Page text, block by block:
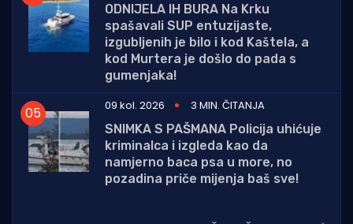
ODNIJELA IH BURA Na Krku
spašavali SUP entuzijaste,
izgubljenih je bilo i kod Kaštela, a
kod Murtera je došlo do pada s
gumenjaka!
09 kol. 2026
3 MIN. ČITANJA
SNIMKA S PAŠMANA Policija uhićuje
kriminalca i izgleda kao da
namjerno baca psa u more, no
pozadina priče mijenja baš sve!